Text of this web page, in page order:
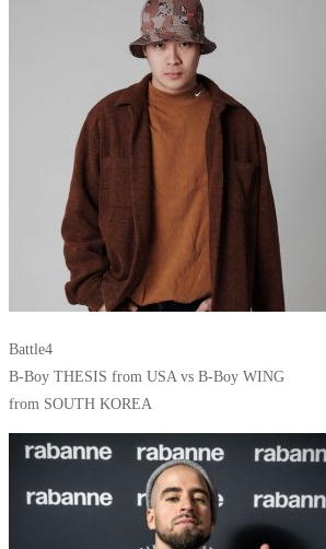
Battle4
B-Boy THESIS from USA vs B-Boy WING
from SOUTH KOREA